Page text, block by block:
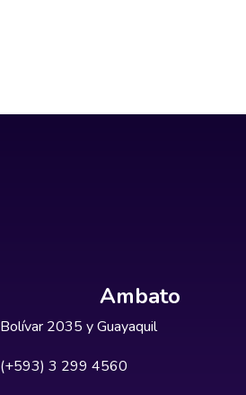
Ambato
Bolívar 2035 y Guayaquil
(+593) 3 299 4560